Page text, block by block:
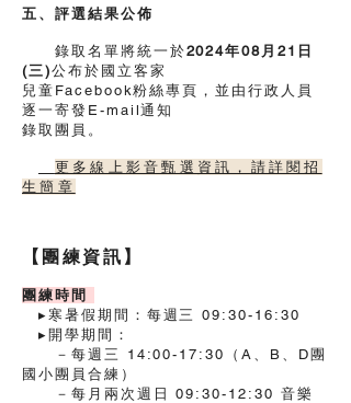
五、評選結果公佈
錄取名單將統一於2024年08月21日
(三)公布於國立客家
兒童Facebook粉絲專頁，並由行政人員
逐一寄發E-mail通知
錄取團員。
更多線上影音甄選資訊，請詳閱招
生簡章
【團練資訊】
團練時間
▸寒暑假期間：每週三 09:30-16:30
▸開學期間：
－每週三 14:00-17:30（A、B、D團
國小團員合練）
－每月兩次週日 09:30-12:30 音樂